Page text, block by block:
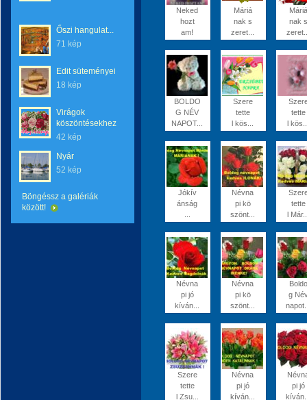
Őszi hangulat...
71 kép
Edit süteményei
18 kép
Virágok
köszöntésekhez
42 kép
Nyár
52 kép
Böngéssz a galériák
között!
Neked
hozt
am!
Máriá
nak s
zeret...
Máriá
nak s
BOLDO
G NÉV
NAPOT...
Szere
tette
l kös...
tette
l
Jókív
ánság
Névna
pi kö
szönt...
tette
l
Névna
pi jó
kíván...
Névna
pi kö
szönt...
Boldo
g
Szere
tette
l Zsu...
Névna
pi jó
kíván...
pi jó